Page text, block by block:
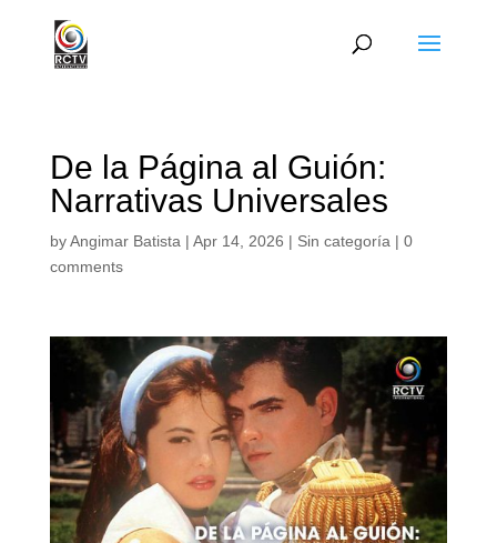
De la Página al Guión:
Narrativas Universales
byAngimar Batista | Apr 14, 2026 | Sin categoría | 0
comments